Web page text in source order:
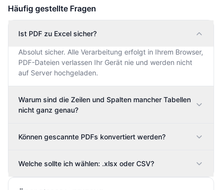
Häufig gestellte Fragen
Ist PDF zu Excel sicher?
Absolut sicher. Alle Verarbeitung erfolgt in Ihrem Browser,
PDF-Dateien verlassen Ihr Gerät nie und werden nicht
auf Server hochgeladen.
Warum sind die Zeilen und Spalten mancher Tabellen
nicht ganz genau?
Können gescannte PDFs konvertiert werden?
Welche sollte ich wählen: .xlsx oder CSV?